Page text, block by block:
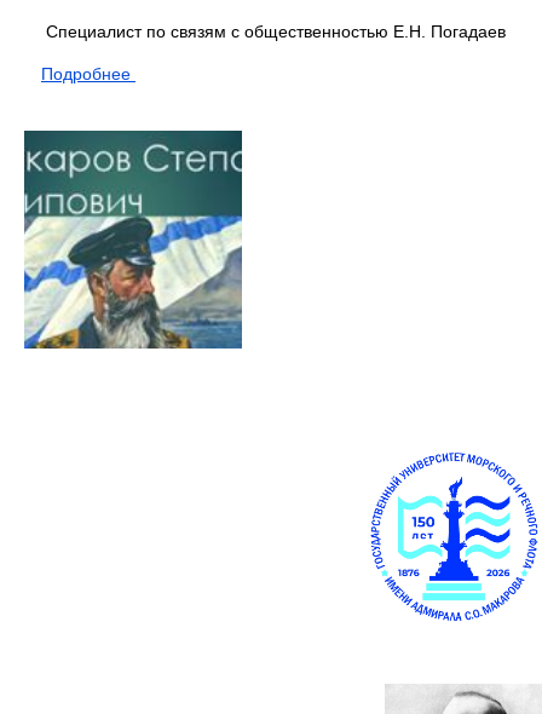
Специалист по связям с общественностью Е.Н. Погадаев
Подробнее